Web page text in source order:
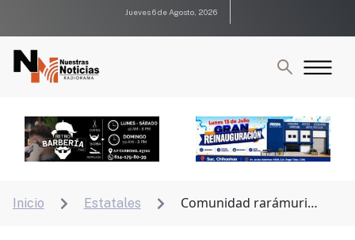
Jueves 6 de Agosto, 2026
Inicio  Estatales 
Comunidad rarámuri